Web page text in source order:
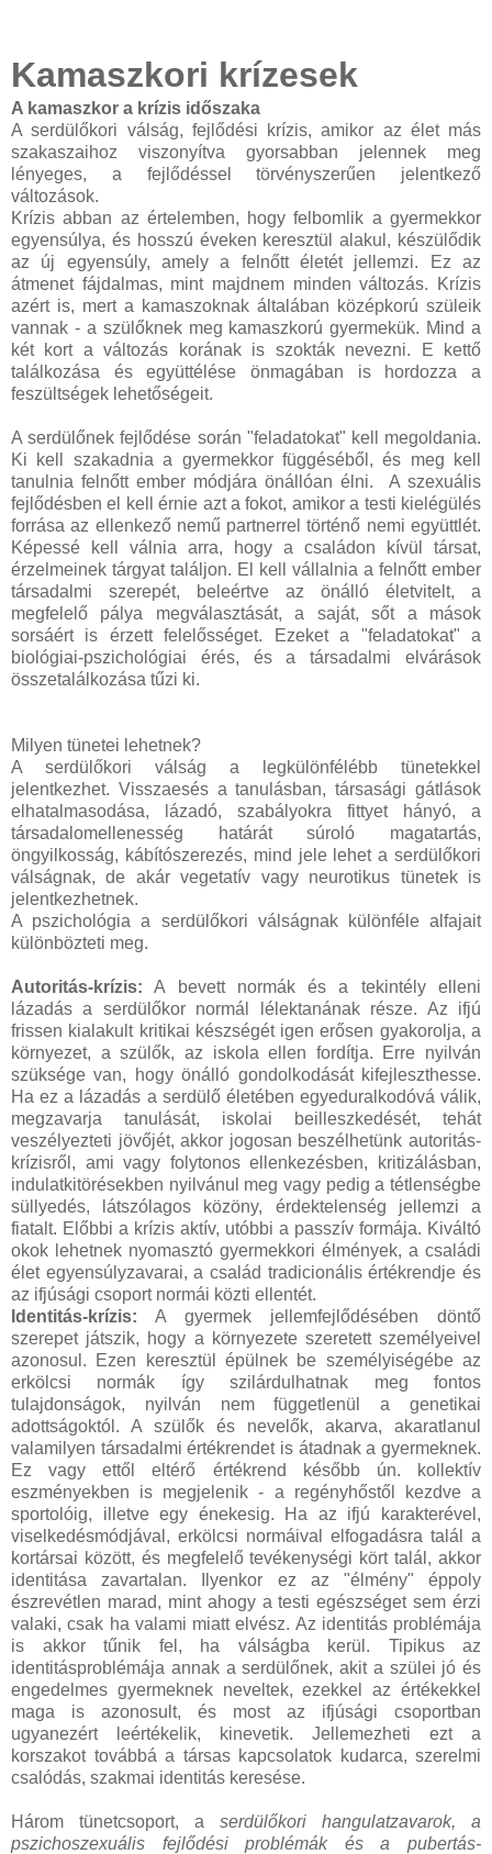
Kamaszkori krízesek
A kamaszkor a krízis időszaka
A serdülőkori válság, fejlődési krízis, amikor az élet más
szakaszaihoz viszonyítva gyorsabban jelennek meg
lényeges, a fejlődéssel törvényszerűen jelentkező
változások.
Krízis abban az értelemben, hogy felbomlik a gyermekkor
egyensúlya, és hosszú éveken keresztül alakul, készülődik
az új egyensúly, amely a felnőtt életét jellemzi. Ez az
átmenet fájdalmas, mint majdnem minden változás. Krízis
azért is, mert a kamaszoknak általában középkorú szüleik
vannak - a szülőknek meg kamaszkorú gyermekük. Mind a
két kort a változás korának is szokták nevezni. E kettő
találkozása és együttélése önmagában is hordozza a
feszültségek lehetőségeit.
A serdülőnek fejlődése során "feladatokat" kell megoldania.
Ki kell szakadnia a gyermekkor függéséből, és meg kell
tanulnia felnőtt ember módjára önállóan élni. A szexuális
fejlődésben el kell érnie azt a fokot, amikor a testi kielégülés
forrása az ellenkező nemű partnerrel történő nemi együttlét.
Képessé kell válnia arra, hogy a családon kívül társat,
érzelmeinek tárgyat találjon. El kell vállalnia a felnőtt ember
társadalmi szerepét, beleértve az önálló életvitelt, a
megfelelő pálya megválasztását, a saját, sőt a mások
sorsáért is érzett felelősséget. Ezeket a "feladatokat" a
biológiai-pszichológiai érés, és a társadalmi elvárások
összetalálkozása tűzi ki.
Milyen tünetei lehetnek?
A serdülőkori válság a legkülönfélébb tünetekkel
jelentkezhet. Visszaesés a tanulásban, társasági gátlások
elhatalmasodása, lázadó, szabályokra fittyet hányó, a
társadalomellenesség határát súroló magatartás,
öngyilkosság, kábítószerezés, mind jele lehet a serdülőkori
válságnak, de akár vegetatív vagy neurotikus tünetek is
jelentkezhetnek.
A pszichológia a serdülőkori válságnak különféle alfajait
különbözteti meg.
Autoritás-krízis: A bevett normák és a tekintély elleni
lázadás a serdülőkor normál lélektanának része. Az ifjú
frissen kialakult kritikai készségét igen erősen gyakorolja, a
környezet, a szülők, az iskola ellen fordítja. Erre nyilván
szüksége van, hogy önálló gondolkodását kifejleszthesse.
Ha ez a lázadás a serdülő életében egyeduralkodóvá válik,
megzavarja tanulását, iskolai beilleszkedését, tehát
veszélyezteti jövőjét, akkor jogosan beszélhetünk autoritás-
krízisről, ami vagy folytonos ellenkezésben, kritizálásban,
indulatkitörésekben nyilvánul meg vagy pedig a tétlenségbe
süllyedés, látszólagos közöny, érdektelenség jellemzi a
fiatalt. Előbbi a krízis aktív, utóbbi a passzív formája. Kiváltó
okok lehetnek nyomasztó gyermekkori élmények, a családi
élet egyensúlyzavarai, a család tradicionális értékrendje és
az ifjúsági csoport normái közti ellentét.
Identitás-krízis: A gyermek jellemfejlődésében döntő
szerepet játszik, hogy a környezete szeretett személyeivel
azonosul. Ezen keresztül épülnek be személyiségébe az
erkölcsi normák így szilárdulhatnak meg fontos
tulajdonságok, nyilván nem függetlenül a genetikai
adottságoktól. A szülők és nevelők, akarva, akaratlanul
valamilyen társadalmi értékrendet is átadnak a gyermeknek.
Ez vagy ettől eltérő értékrend később ún. kollektív
eszményekben is megjelenik - a regényhőstől kezdve a
sportolóig, illetve egy énekesig. Ha az ifjú karakterével,
viselkedésmódjával, erkölcsi normáival elfogadásra talál a
kortársai között, és megfelelő tevékenységi kört talál, akkor
identitása zavartalan. Ilyenkor ez az "élmény" éppoly
észrevétlen marad, mint ahogy a testi egészséget sem érzi
valaki, csak ha valami miatt elvész. Az identitás problémája
is akkor tűnik fel, ha válságba kerül. Tipikus az
identitásproblémája annak a serdülőnek, akit a szülei jó és
engedelmes gyermeknek neveltek, ezekkel az értékekkel
maga is azonosult, és most az ifjúsági csoportban
ugyanezért leértékelik, kinevetik. Jellemezheti ezt a
korszakot továbbá a társas kapcsolatok kudarca, szerelmi
csalódás, szakmai identitás keresése.
Három tünetcsoport, a serdülőkori hangulatzavarok, a
pszichoszexuális fejlődési problémák és a pubertás-